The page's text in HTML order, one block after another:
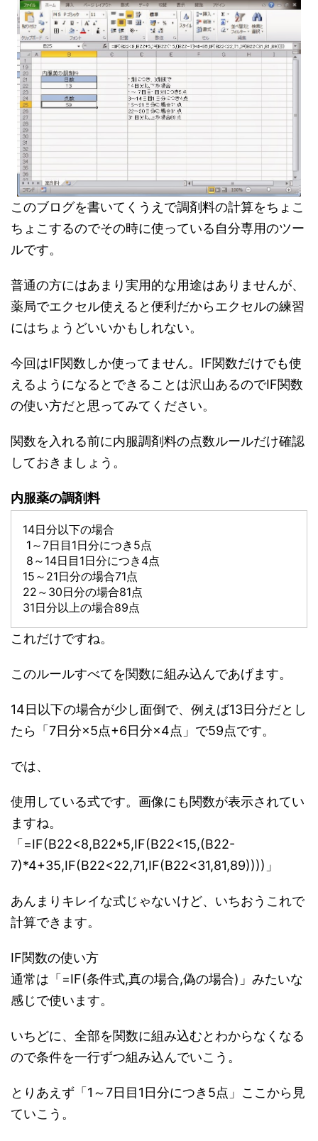
このブログを書いてくうえで調剤料の計算をちょこ
ちょこするのでその時に使っている自分専用のツー
ルです。
普通の方にはあまり実用的な用途はありませんが、
薬局でエクセル使えると便利だからエクセルの練習
にはちょうどいいかもしれない。
今回はIF関数しか使ってません。IF関数だけでも使
えるようになるとできることは沢山あるのでIF関数
の使い方だと思ってみてください。
関数を入れる前に内服調剤料の点数ルールだけ確認
しておきましょう。
内服薬の調剤料
14日分以下の場合
1～7日目1日分につき5点
8～14日目1日分につき4点
15～21日分の場合71点
22～30日分の場合81点
31日分以上の場合89点
これだけですね。
このルールすべてを関数に組み込んであげます。
14日以下の場合が少し面倒で、例えば13日分だとし
たら「7日分×5点+6日分×4点」で59点です。
では、
使用している式です。画像にも関数が表示されてい
ますね。
「=IF(B22<8,B22*5,IF(B22<15,(B22-
7)*4+35,IF(B22<22,71,IF(B22<31,81,89))))」
あんまりキレイな式じゃないけど、いちおうこれで
計算できます。
IF関数の使い方
通常は「=IF(条件式,真の場合,偽の場合)」みたいな
感じで使います。
いちどに、全部を関数に組み込むとわからなくなる
ので条件を一行ずつ組み込んでいこう。
とりあえず「1～7日目1日分につき5点」ここから見
ていこう。